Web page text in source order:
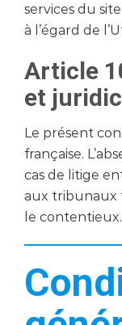
services du
à l’égard de
Article
et
Le présent
française.
cas de litige
aux tribunaux
le contentieux.